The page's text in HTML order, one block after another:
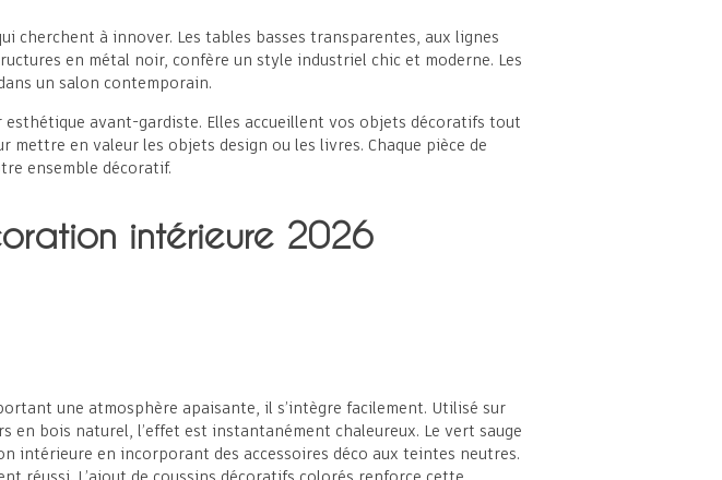
cherchent à innover. Les tables basses transparentes, aux lignes
en métal noir, confère un style industriel chic et moderne. Les
un salon contemporain.
avant-gardiste. Elles accueillent vos objets décoratifs tout
en valeur les objets design ou les livres. Chaque pièce de
ensemble décoratif.
intérieure 2026
une atmosphère apaisante, il s’intègre facilement. Utilisé sur
en bois naturel, l’effet est instantanément chaleureux. Le vert sauge
intérieure en incorporant des accessoires déco aux teintes neutres.